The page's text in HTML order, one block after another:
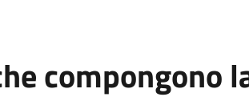
compongono